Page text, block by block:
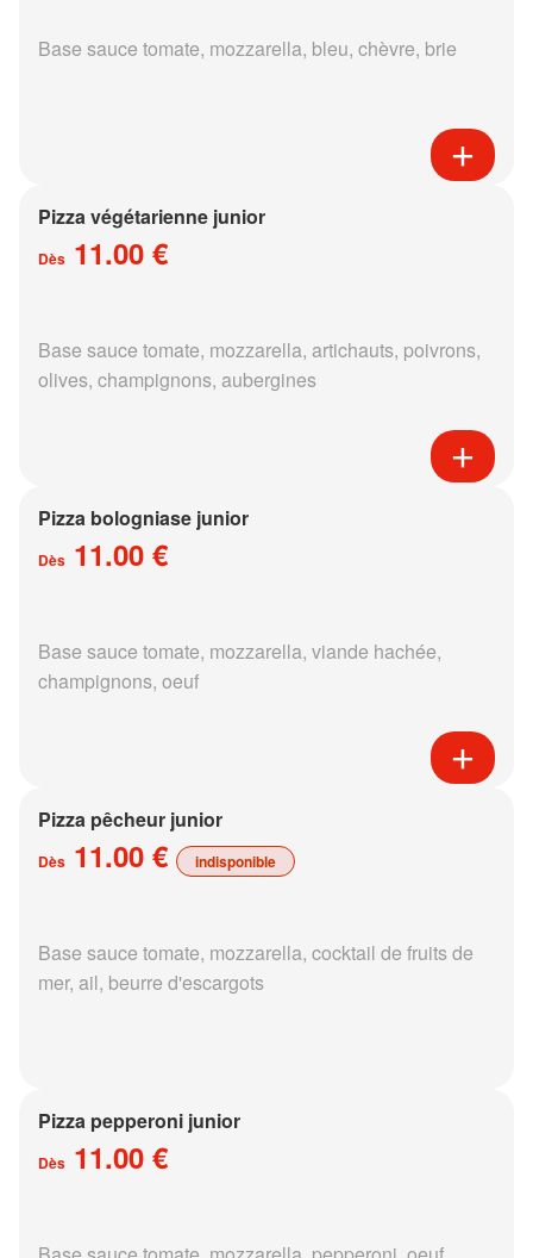
Base sauce tomate, mozzarella, bleu, chèvre, brie
Pizza végétarienne junior
Dès 11.00 €
Base sauce tomate, mozzarella, artichauts, poivrons,
olives, champignons, aubergines
Pizza bologniase junior
Dès 11.00 €
Base sauce tomate, mozzarella, viande hachée,
champignons, oeuf
Pizza pêcheur junior
Dès 11.00 € indisponible
Base sauce tomate, mozzarella, cocktail de fruits de
mer, ail, beurre d'escargots
Pizza pepperoni junior
Dès 11.00 €